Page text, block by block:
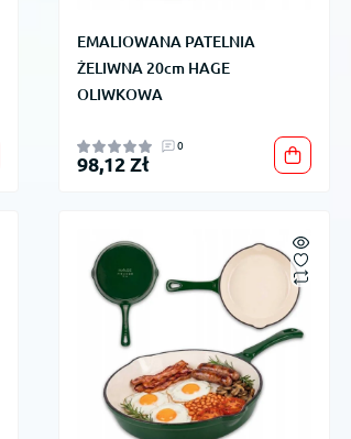
EMALIOWANA PATELNIA
ŻELIWNA 20cm HAGE
OLIWKOWA
0
98,12 Zł